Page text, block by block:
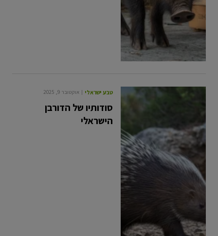
טבע ישראלי אוקטובר 9, 2025
סודותיו של הדורבן
הישראלי